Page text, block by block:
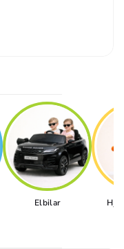
Elbilar